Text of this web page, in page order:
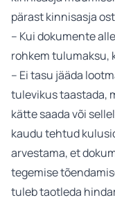
pärast kinnisasja
– Kui dokumente
rohkem tulumaksu,
– Ei tasu jääda
tulevikus taastada,
kätte saada või
kaudu tehtud
arvestama, et
tegemise
tuleb taotleda